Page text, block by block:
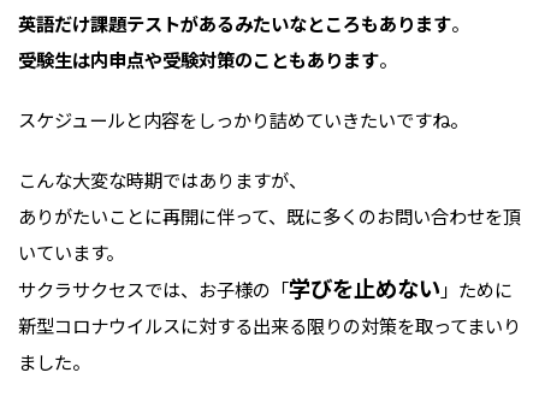
英語だけ課題テストがあるみたいなところもあります。
受験生は内申点や受験対策のこともあります。
スケジュールと内容をしっかり詰めていきたいですね。
こんな大変な時期ではありますが、
ありがたいことに再開に伴って、既に多くのお問い合わせを頂
いています。
サクラサクセスでは、お子様の「学びを止めない 」ために
新型コロナウイルスに対する出来る限りの対策を取ってまいり
ました。